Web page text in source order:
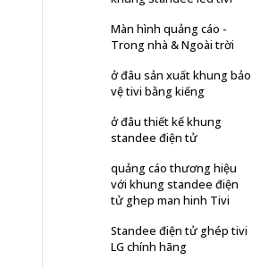
Màn hình quảng cáo -
Trong nhà & Ngoài trời
ở đâu sản xuất khung bảo
vệ tivi bằng kiếng
ở đâu thiết kế khung
standee điện tử
quảng cáo thương hiệu
với khung standee điện
tử ghep man hinh Tivi
Standee điện tử ghép tivi
LG chính hãng